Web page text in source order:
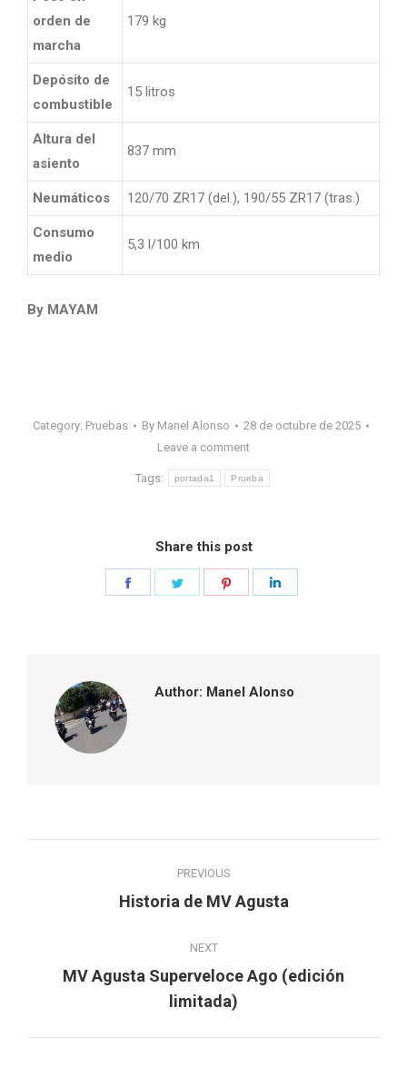
orden de
marcha
179 kg
Depósito de
combustible
15 litros
Altura del
asiento
837 mm
Neumáticos 120/70 ZR17 (del.), 190/55 ZR17 (tras.)
Consumo
medio
5,3 l/100 km
By MAYAM
Category: Pruebas By Manel Alonso
28 de octubre de 2025
Leave a comment
Tags: portada1 Prueba
Share this post
Author: Manel Alonso
navigation
PREVIOUS
Previous
Historia de MV Agusta
NEXT
Next
post:
MV Agusta Superveloce Ago (edición
limitada)